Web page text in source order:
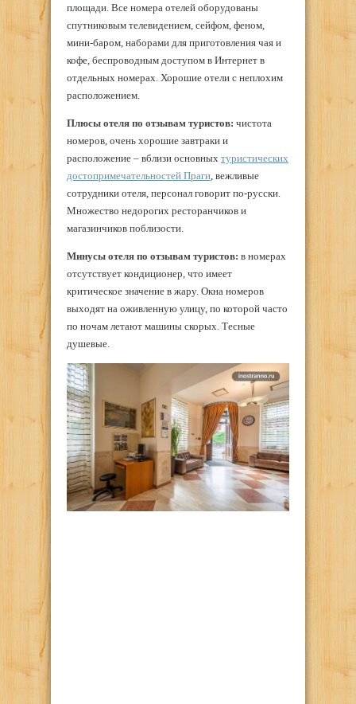
площади. Все номера отелей оборудованы
спутниковым телевидением, сейфом, феном,
мини-баром, наборами для приготовления чая и
кофе, беспроводным доступом в Интернет в
отдельных номерах. Хорошие отели с неплохим
расположением.
Плюсы отеля по отзывам туристов: чистота
номеров, очень хорошие завтраки и
расположение – вблизи основных туристических
достопримечательностей Праги , вежливые
сотрудники отеля, персонал говорит по-русски.
Множество недорогих ресторанчиков и
магазинчиков поблизости.
Минусы отеля по отзывам туристов: в номерах
отсутствует кондиционер, что имеет
критическое значение в жару. Окна номеров
выходят на оживленную улицу, по которой часто
по ночам летают машины скорых. Тесные
душевые.